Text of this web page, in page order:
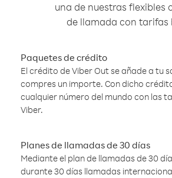
una de nuestras flexibles
de llamada con tarifas
Paquetes de crédito
El crédito de Viber Out se añade a tu
compres un importe. Con dicho
cualquier número del mundo con las
Viber.
Planes de llamadas de 30 días
Mediante el plan de llamadas de 30
durante 30 días llamadas